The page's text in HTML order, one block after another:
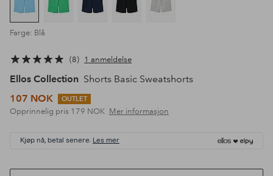
Farge: Blå
8 1 anmeldelse
Ellos Collection Shorts Basic Sweatshorts
107 NOK
OUTLET
Opprinnelig pris 179 NOK Mer informasjon
Kjøp nå, betal senere. Les mer